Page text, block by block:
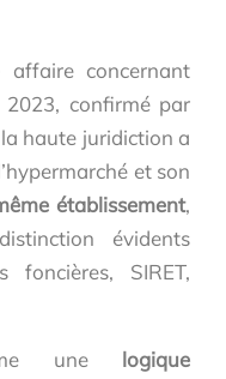
concernant
confirmé par
haute juridiction a
et son
établissement,
évidents
foncières, SIRET,
une logique